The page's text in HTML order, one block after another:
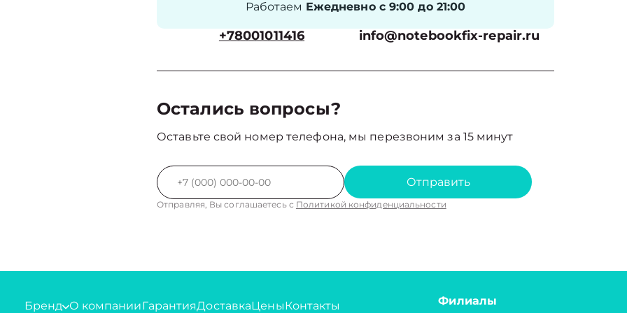
Работаем Ежедневно с 9:00 до 21:00
+78001011416 info@notebookfix-repair.ru
Остались вопросы?
Оставьте свой номер телефона, мы перезвоним за 15 минут
Отправить
Отправляя, Вы соглашаетесь с Политикой конфиденциальности
Бренд О компанииГарантияДоставкаЦеныКонтакты Филиалы